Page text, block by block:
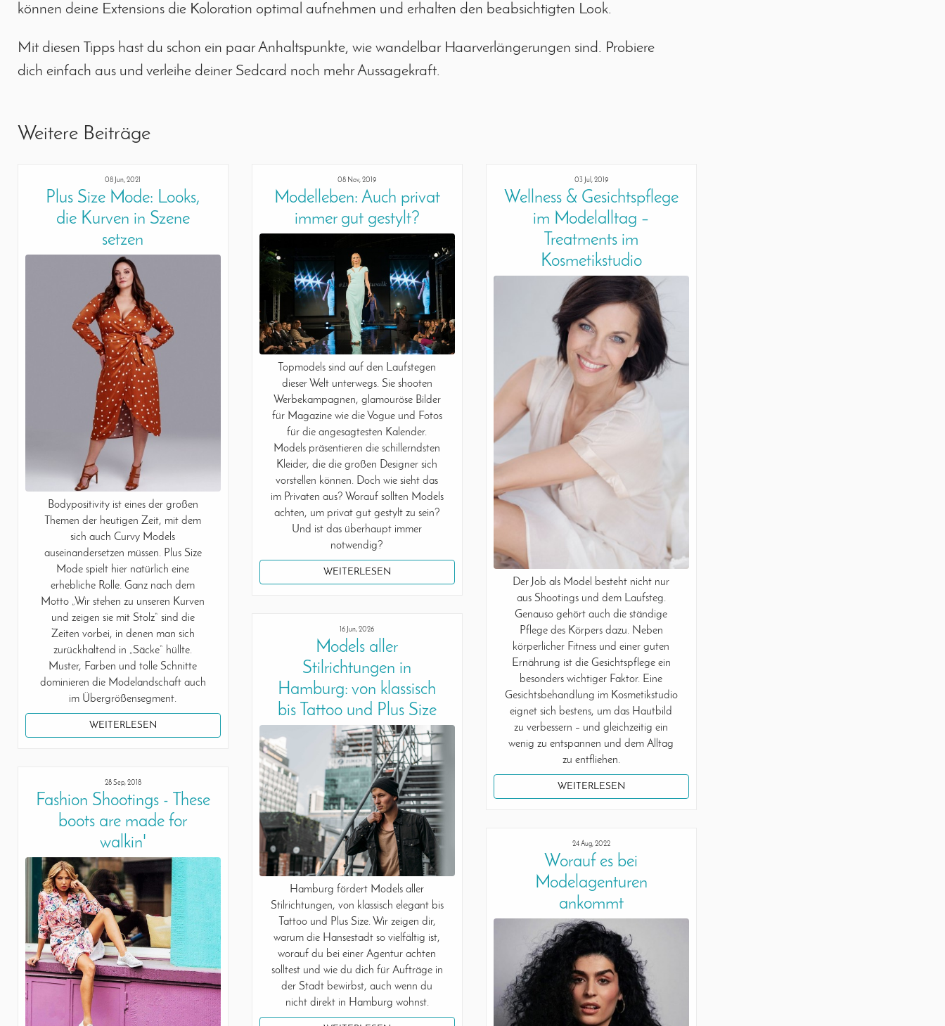
können deine Extensions die Koloration optimal aufnehmen und erhalten den beabsichtigten Look.
Mit diesen Tipps hast du schon ein paar Anhaltspunkte, wie wandelbar Haarverlängerungen sind. Probiere
dich einfach aus und verleihe deiner Sedcard noch mehr Aussagekraft.
Weitere Beiträge
08 Jun, 2021
Plus Size Mode: Looks,
die Kurven in Szene
setzen
Bodypositivity ist eines der großen
Themen der heutigen Zeit, mit dem
sich auch Curvy Models
auseinandersetzen müssen. Plus Size
Mode spielt hier natürlich eine
erhebliche Rolle. Ganz nach dem
Motto „Wir stehen zu unseren Kurven
und zeigen sie mit Stolz“ sind die
Zeiten vorbei, in denen man sich
zurückhaltend in „Säcke“ hüllte.
Muster, Farben und tolle Schnitte
dominieren die Modelandschaft auch
im Übergrößensegment.
WEITERLESEN
08 Nov, 2019
Modelleben: Auch privat
immer gut gestylt?
Topmodels sind auf den Laufstegen
dieser Welt unterwegs. Sie shooten
Werbekampagnen, glamouröse Bilder
für Magazine wie die Vogue und Fotos
für die angesagtesten Kalender.
Models präsentieren die schillerndsten
Kleider, die die großen Designer sich
vorstellen können. Doch wie sieht das
im Privaten aus? Worauf sollten Models
achten, um privat gut gestylt zu sein?
Und ist das überhaupt immer
notwendig?
WEITERLESEN
03 Jul, 2019
Wellness & Gesichtspflege
im Modelalltag –
Treatments im
Kosmetikstudio
Der Job als Model besteht nicht nur
aus Shootings und dem Laufsteg.
Genauso gehört auch die ständige
Pflege des Körpers dazu. Neben
körperlicher Fitness und einer guten
Ernährung ist die Gesichtspflege ein
besonders wichtiger Faktor. Eine
Gesichtsbehandlung im Kosmetikstudio
eignet sich bestens, um das Hautbild
zu verbessern – und gleichzeitig ein
wenig zu entspannen und dem Alltag
zu entfliehen.
WEITERLESEN
16 Jun, 2026
Models aller
Stilrichtungen in
Hamburg: von klassisch
bis Tattoo und Plus Size
Hamburg fördert Models aller
Stilrichtungen, von klassisch elegant bis
Tattoo und Plus Size. Wir zeigen dir,
warum die Hansestadt so vielfältig ist,
worauf du bei einer Agentur achten
solltest und wie du dich für Aufträge in
der Stadt bewirbst, auch wenn du
nicht direkt in Hamburg wohnst.
28 Sep, 2018
Fashion Shootings - These
boots are made for
walkin'
24 Aug, 2022
Worauf es bei
Modelagenturen
ankommt